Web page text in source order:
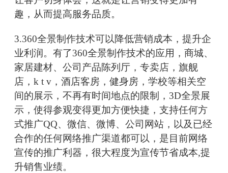
趣，从而提高服务品质。
3.360全景制作技术可以降低营销成本，提升企
业利润。有了360全景制作技术的应用，商城、
家居建材、公司产品陈列厅，专卖店，旗舰
店，k t v，酒店客房，健身房，学校等相关空
间的展示，不再有时间地点的限制，3D全景展
示，使得参观变得更加方便快捷，支持任何方
式推广QQ、微信、微博、公司网站，以及已经
合作的任何网络推广渠道都可以，是目前网络
宣传的推广利器，很大程度为宣传节省成本,提
升销售业绩。